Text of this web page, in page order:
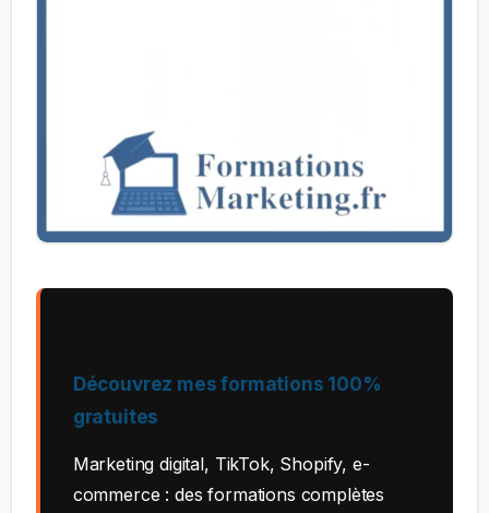
Découvrez mes formations 100%
gratuites
Marketing digital, TikTok, Shopify, e-
commerce : des formations complètes